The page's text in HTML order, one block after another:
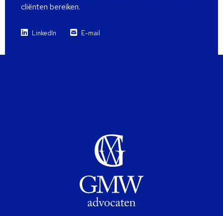
cliënten bereiken.
LinkedIn E-mail